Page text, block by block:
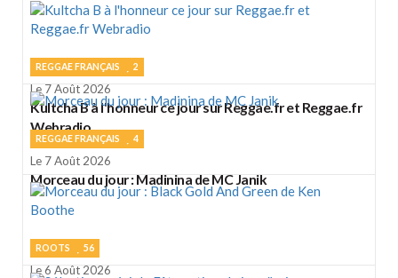
REGGAE FRANÇAIS 2
Le 7 Août 2026
Kultcha B à l'honneur ce jour sur Reggae.fr et Reggae.fr
Webradio
REGGAE FRANÇAIS 4
Le 7 Août 2026
Morceau du jour : Madinina de MC Janik
ROOTS 56
Le 6 Août 2026